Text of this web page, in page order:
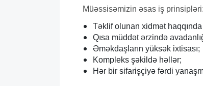
Müəssisəmizin əsas iş prinsipləri:
Təklif olunan xidmət
Qısa müddət ərzində
Əməkdaşların yüksək ixtisası;
Kompleks şəkildə həllər;
Hər bir sifarişçiyə fərdi